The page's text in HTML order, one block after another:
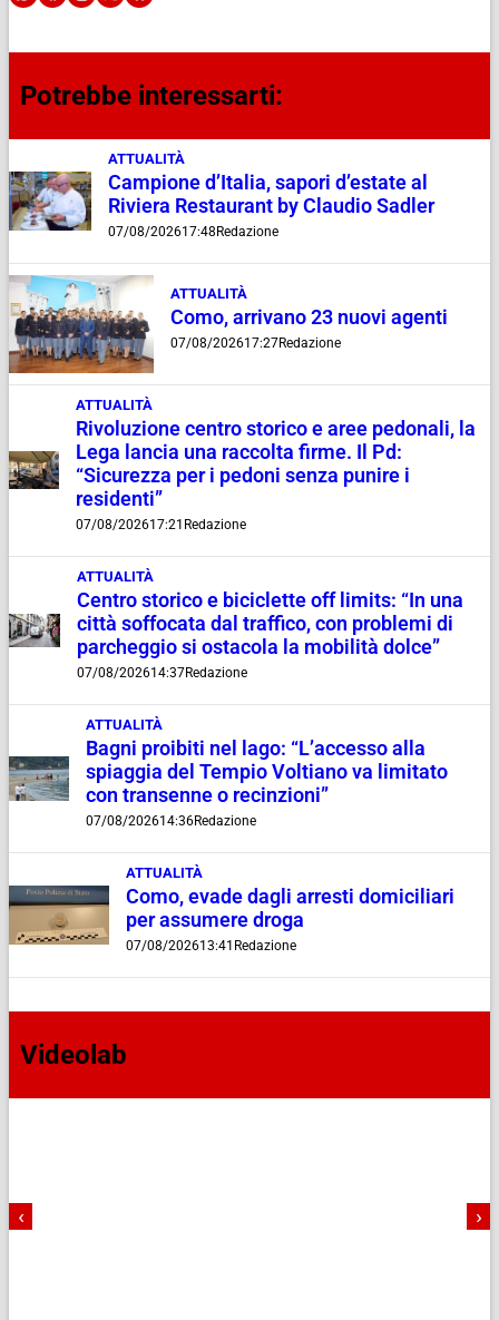
Potrebbe interessarti:
ATTUALITÀ
Campione d’Italia, sapori d’estate al
Riviera Restaurant by Claudio Sadler
07/08/202617:48 Redazione
ATTUALITÀ
Como, arrivano 23 nuovi agenti
07/08/202617:27Redazione
ATTUALITÀ
Rivoluzione centro storico e aree pedonali, la
Lega lancia una raccolta firme. Il Pd:
“Sicurezza per i pedoni senza punire i
residenti”
07/08/202617:21 Redazione
ATTUALITÀ
Centro storico e biciclette off limits: “In una
città soffocata dal traffico, con problemi di
parcheggio si ostacola la mobilità dolce”
07/08/202614:37Redazione
ATTUALITÀ
Bagni proibiti nel lago: “L’accesso alla
spiaggia del Tempio Voltiano va limitato
con transenne o recinzioni”
07/08/202614:36Redazione
ATTUALITÀ
Como, evade dagli arresti domiciliari
per assumere droga
07/08/202613:41 Redazione
Videolab
‹ ›